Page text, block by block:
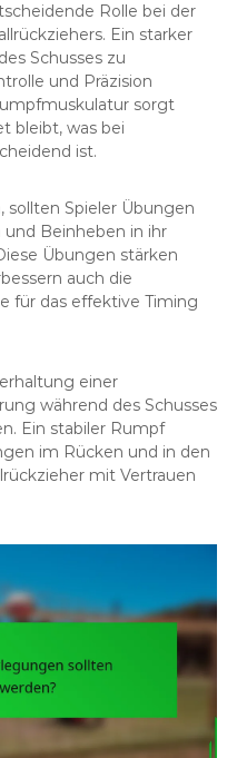
Rolle bei der
Ein starker
Schusses zu
und Präzision
sorgt
bleibt, was bei
ist.
Spieler Übungen
und Beinheben in ihr
Übungen stärken
auch die
für das effektive Timing
einer
während des Schusses
Ein stabiler Rumpf
im Rücken und in den
mit Vertrauen